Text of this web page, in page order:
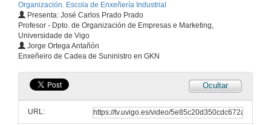
Organización. Escola de Enxeñería Industrial
Presenta: José Carlos Prado Prado
Profesor - Dpto. de Organización de Empresas e Marketing,
Universidade de Vigo
Jorge Ortega Antañón
Enxeñeiro de Cadea de Suninistro en GKN
Ocultar
URL:
11 de feb. de 2020
11 de feb. de 2020
Quenda de preguntas. 1ª Xornada Técnica - "O enxeñeiro de Organización: un perfil polivalente"
11 de feb. de 2020